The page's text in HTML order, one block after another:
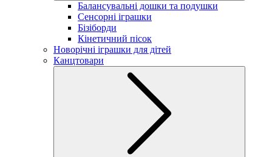
Балансувальні дошки та подушки
Сенсорні іграшки
Бізіборди
Кінетичний пісок
Новорічні іграшки для дітей
Канцтовари